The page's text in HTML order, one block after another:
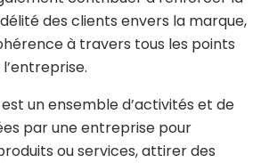
des clients envers la marque,
à travers tous les points
un ensemble d’activités et de
par une entreprise pour
ou services, attirer des